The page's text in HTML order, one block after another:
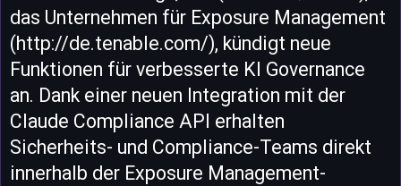
das Unternehmen für Exposure Management
(http://de.tenable.com/), kündigt neue
Funktionen für verbesserte KI Governance
an. Dank einer neuen Integration mit der
Claude Compliance API erhalten
Sicherheits- und Compliance-Teams direkt
innerhalb der Exposure Management-